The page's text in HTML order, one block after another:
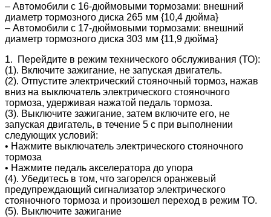
– Автомобили с 16-дюймовыми тормозами: внешний
диаметр тормозного диска 265 мм {10,4 дюйма}
– Автомобили с 17-дюймовыми тормозами: внешний
диаметр тормозного диска 303 мм {11,9 дюйма}
1. Перейдите в режим технического обслуживания (ТО):
(1). Включите зажигание, не запуская двигатель.
(2). Отпустите электрический стояночный тормоз, нажав
вниз на выключатель электрического стояночного
тормоза, удерживая нажатой педаль тормоза.
(3). Выключите зажигание, затем включите его, не
запуская двигатель, в течение 5 с при выполнении
следующих условий:
• Нажмите выключатель электрического стояночного
тормоза
• Нажмите педаль акселератора до упора
(4). Убедитесь в том, что загорелся оранжевый
предупреждающий сигнализатор электрического
стояночного тормоза и произошел переход в режим ТО.
(5). Выключите зажигание